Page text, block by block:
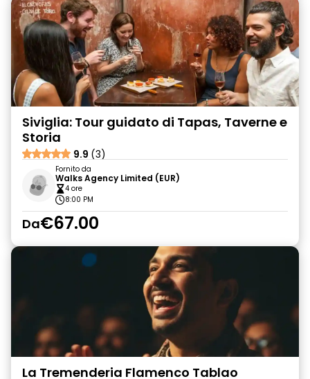
Siviglia: Tour guidato di Tapas, Taverne e
Storia
9.9 (3)
Fornito da
Walks Agency Limited (EUR)
4 ore
8:00 PM
Da€67.00
La Tremenderia Flamenco Tablao